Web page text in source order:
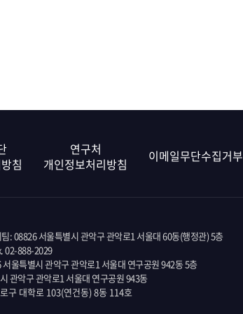
침
연구처
개인정보처리방침
이메일무단수집거부
: 08826 서울특별시 관악구 관악로1 서울대 60동(행정관) 5층
02-888-2029
울특별시 관악구 관악로1 서울대 연구공원 942동 5층
관악구 관악로1 서울대 연구공원 943동
구 대학로 103(연건동) 8동 114호